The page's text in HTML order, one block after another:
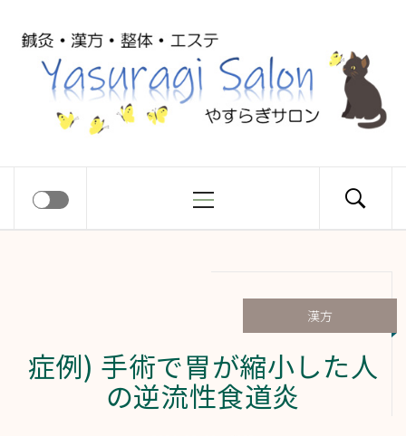
Yasuragi
Salon
イ
漢方
症例) 手術で胃が縮小した人
の逆流性食道炎